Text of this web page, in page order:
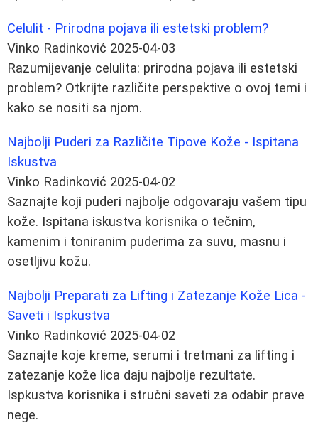
Celulit - Prirodna pojava ili estetski problem?
Vinko Radinković 2025-04-03
Razumijevanje celulita: prirodna pojava ili estetski
problem? Otkrijte različite perspektive o ovoj temi i
kako se nositi sa njom.
Najbolji Puderi za Različite Tipove Kože - Ispitana
Iskustva
Vinko Radinković 2025-04-02
Saznajte koji puderi najbolje odgovaraju vašem tipu
kože. Ispitana iskustva korisnika o tečnim,
kamenim i toniranim puderima za suvu, masnu i
osetljivu kožu.
Najbolji Preparati za Lifting i Zatezanje Kože Lica -
Saveti i Ispkustva
Vinko Radinković 2025-04-02
Saznajte koje kreme, serumi i tretmani za lifting i
zatezanje kože lica daju najbolje rezultate.
Ispkustva korisnika i stručni saveti za odabir prave
nege.